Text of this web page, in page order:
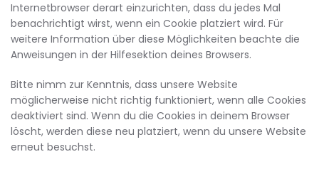
Internetbrowser derart einzurichten, dass du jedes Mal
benachrichtigt wirst, wenn ein Cookie platziert wird. Für
weitere Information über diese Möglichkeiten beachte die
Anweisungen in der Hilfesektion deines Browsers.
Bitte nimm zur Kenntnis, dass unsere Website
möglicherweise nicht richtig funktioniert, wenn alle Cookies
deaktiviert sind. Wenn du die Cookies in deinem Browser
löscht, werden diese neu platziert, wenn du unsere Website
erneut besuchst.